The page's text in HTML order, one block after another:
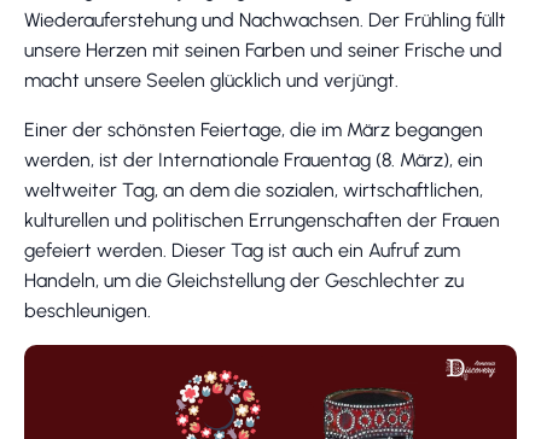
Wiederauferstehung und Nachwachsen. Der Frühling füllt
unsere Herzen mit seinen Farben und seiner Frische und
macht unsere Seelen glücklich und verjüngt.
Einer der schönsten Feiertage, die im März begangen
werden, ist der Internationale Frauentag (8. März), ein
weltweiter Tag, an dem die sozialen, wirtschaftlichen,
kulturellen und politischen Errungenschaften der Frauen
gefeiert werden. Dieser Tag ist auch ein Aufruf zum
Handeln, um die Gleichstellung der Geschlechter zu
beschleunigen.